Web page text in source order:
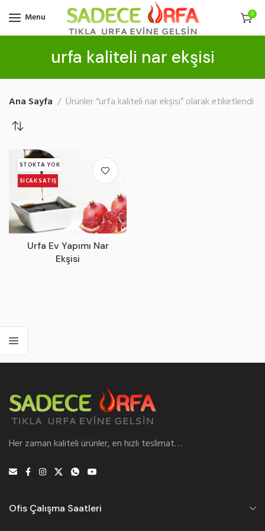
Menu 0
urfa kaliteli nar ekşisi
Ana Sayfa Ürünler “urfa kaliteli nar ekşisi” olarak etiketlendi
STOKTA YOK
SICAK SATIŞ
Urfa Ev Yapımı Nar
Ekşisi
Her zaman kaliteli ürünler, en hızlı teslimat…
Ofis Çalışma Saatleri